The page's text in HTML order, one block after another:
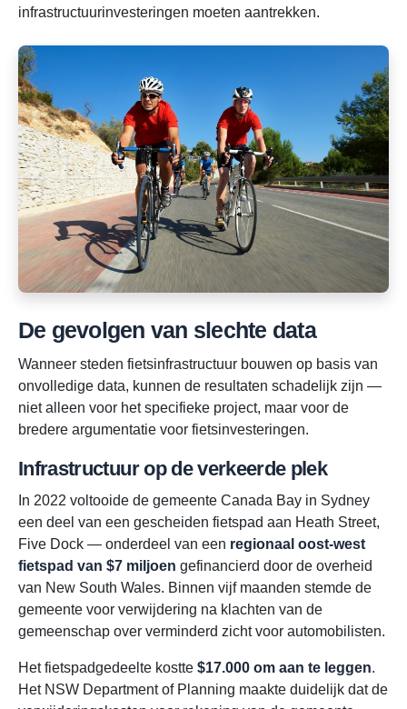
infrastructuurinvesteringen moeten aantrekken.
De gevolgen van slechte data
Wanneer steden fietsinfrastructuur bouwen op basis van
onvolledige data, kunnen de resultaten schadelijk zijn —
niet alleen voor het specifieke project, maar voor de
bredere argumentatie voor fietsinvesteringen.
Infrastructuur op de verkeerde plek
In 2022 voltooide de gemeente Canada Bay in Sydney
een deel van een gescheiden fietspad aan Heath Street,
Five Dock — onderdeel van een regionaal oost-west
fietspad van $7 miljoen gefinancierd door de overheid
van New South Wales. Binnen vijf maanden stemde de
gemeente voor verwijdering na klachten van de
gemeenschap over verminderd zicht voor automobilisten.
Het fietspadgedeelte kostte $17.000 om aan te leggen.
Het NSW Department of Planning maakte duidelijk dat de